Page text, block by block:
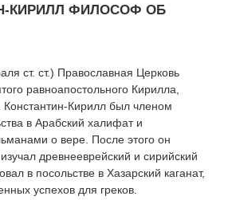
КИРИЛЛ ФИЛОСОФ ОБ
ст. ст.) Православная Церковь
равноапостольного Кирилла,
Константин-Кирилл был членом
в Арабский халифат и
о вере. После этого он
древнееврейский и сирийский
в посольстве в Хазарский каганат,
успехов для греков.